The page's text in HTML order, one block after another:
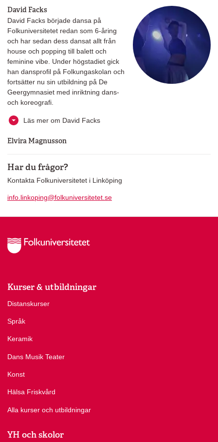
David Facks
David Facks började dansa på
Folkuniversitetet redan som 6-åring
och har sedan dess dansat allt från
house och popping till balett och
feminine vibe. Under högstadiet gick
han dansprofil på Folkungaskolan och
fortsätter nu sin utbildning på De
Geergymnasiet med inriktning dans-
och koreografi.
Läs mer om David Facks
Elvira Magnusson
Har du frågor?
Kontakta Folkuniversitetet i Linköping
info.linkoping@folkuniversitetet.se
Kurser & utbildningar
Distanskurser
Språk
Keramik
Dans Musik Teater
Konst
Hälsa Friskvård
Alla kurser och utbildningar
YH och skolor